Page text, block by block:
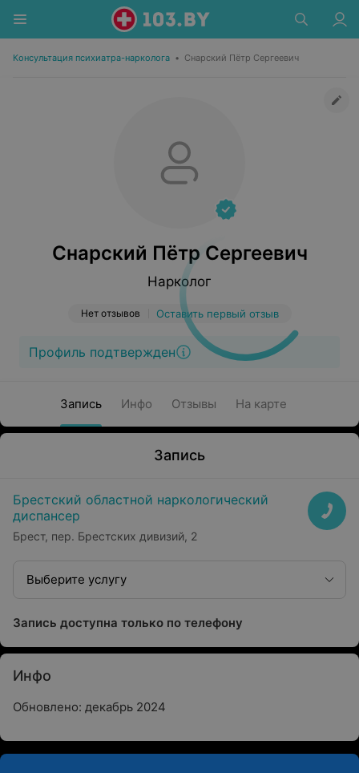
Консультация психиатра-нарколога • Снарский Пётр Сергеевич
Снарский Пётр Сергеевич
Нарколог
Нет отзывов Оставить первый отзыв
Профиль подтвержден
Запись Инфо Отзывы На карте
Запись
Брестский областной наркологический
диспансер
Брест, пер. Брестских дивизий, 2
Выберите услугу
Запись доступна только по телефону
Инфо
Обновлено: декабрь 2024